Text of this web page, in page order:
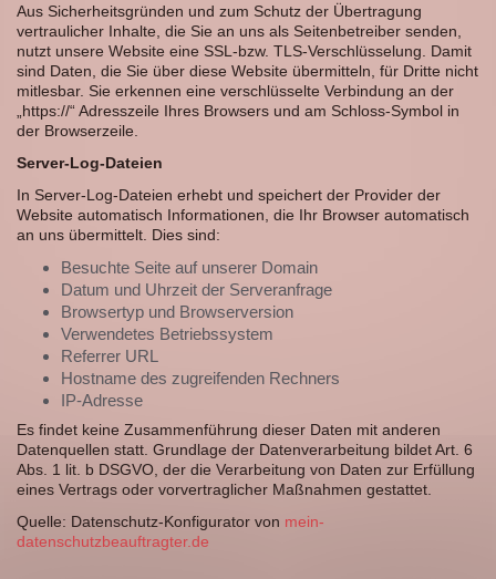
Aus Sicherheitsgründen und zum Schutz der Übertragung
vertraulicher Inhalte, die Sie an uns als Seitenbetreiber senden,
nutzt unsere Website eine SSL-bzw. TLS-Verschlüsselung. Damit
sind Daten, die Sie über diese Website übermitteln, für Dritte nicht
mitlesbar. Sie erkennen eine verschlüsselte Verbindung an der
„https://“ Adresszeile Ihres Browsers und am Schloss-Symbol in
der Browserzeile.
Server-Log-Dateien
In Server-Log-Dateien erhebt und speichert der Provider der
Website automatisch Informationen, die Ihr Browser automatisch
an uns übermittelt. Dies sind:
Besuchte Seite auf unserer Domain
Datum und Uhrzeit der Serveranfrage
Browsertyp und Browserversion
Verwendetes Betriebssystem
Referrer URL
Hostname des zugreifenden Rechners
IP-Adresse
Es findet keine Zusammenführung dieser Daten mit anderen
Datenquellen statt. Grundlage der Datenverarbeitung bildet Art. 6
Abs. 1 lit. b DSGVO, der die Verarbeitung von Daten zur Erfüllung
eines Vertrags oder vorvertraglicher Maßnahmen gestattet.
Quelle: Datenschutz-Konfigurator von mein-
datenschutzbeauftragter.de